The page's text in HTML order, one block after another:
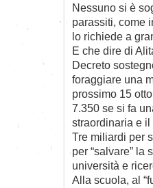
Nessuno si è
parassiti, come
lo richiede a
E che dire di
Decreto
foraggiare una
prossimo 15
7.350 se si fa
straordinaria e il
Tre miliardi per
per “salvare” la
università e
Alla scuola, al